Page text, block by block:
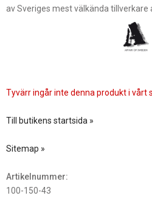
av Sveriges mest välkända tillverkare
Tyvärr ingår inte denna produkt i vårt
Till butikens startsida »
Sitemap »
Artikelnummer:
100-150-43